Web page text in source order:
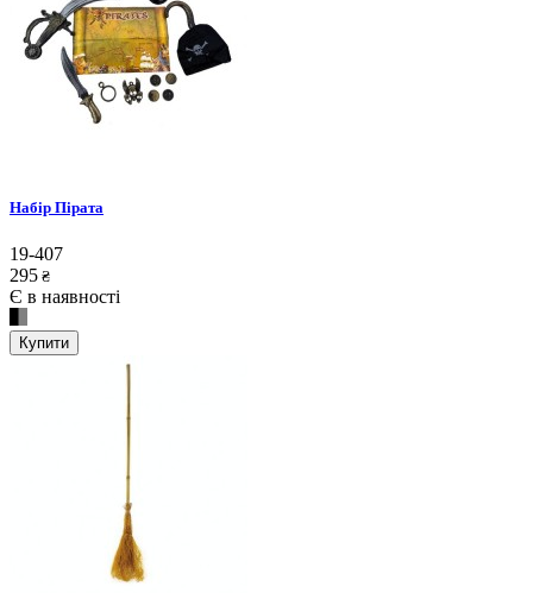
Набір Пірата
19-407
295 ₴
Є в наявності
Купити